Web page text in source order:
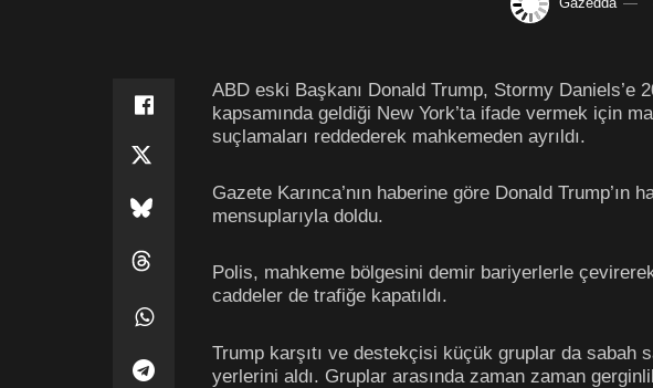
ABD eski Başkanı Donald Trump, Stormy Daniels’e
kapsamında geldiği New York’ta ifade vermek için
suçlamaları reddederek mahkemeden ayrıldı.
Gazete Karınca’nın haberine göre Donald
mensuplarıyla doldu.
Polis, mahkeme bölgesini demir bariyerlerle
caddeler de trafiğe kapatıldı.
Trump karşıtı ve destekçisi küçük gruplar da sabah
yerlerini aldı. Gruplar arasında zaman zaman